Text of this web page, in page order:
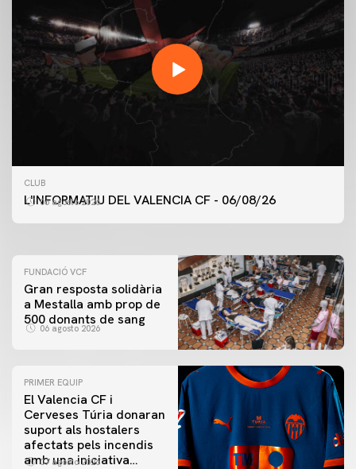
CLUB
L'INFORMATIU DEL VALENCIA CF - 06/08/26
06 agosto 2026
PRIMER EQUIP
ENTRENAMENT DEL VALENCIA CF 6/8/2026
FUNDACIÓ VCF
Gran resposta solidària
a Mestalla amb prop de
500 donants de sang
06 agosto 2026
PRIMER EQUIP
El Valencia CF i
Cerveses Túria donaran
suport als hostalers
afectats pels incendis
amb una iniciativa
07 agosto 2026